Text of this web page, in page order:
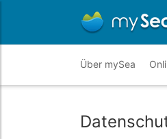
Über mySea